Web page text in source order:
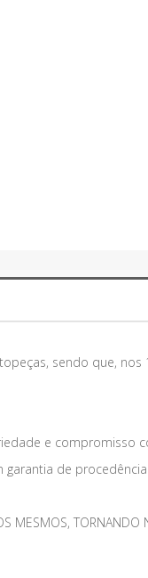
sendo que,
e compromisso
de
MESMOS, TORNANDO